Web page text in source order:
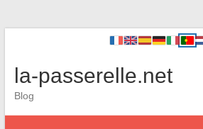
la-passerelle.net
Blog